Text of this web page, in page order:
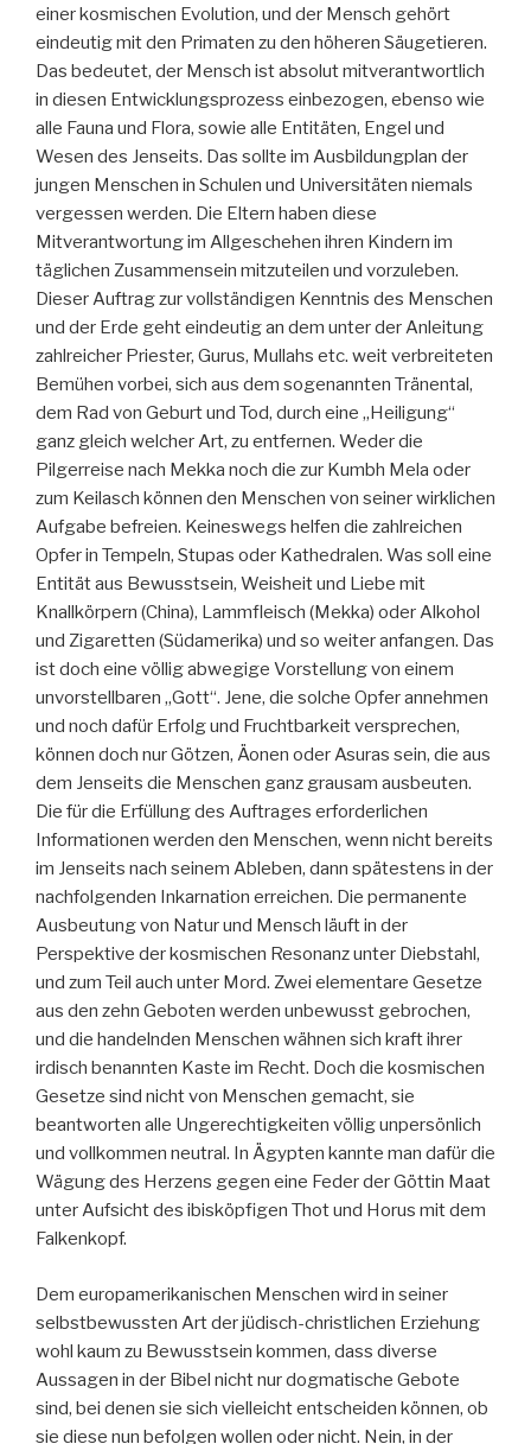
einer kosmischen Evolution, und der Mensch gehört
eindeutig mit den Primaten zu den höheren Säugetieren.
Das bedeutet, der Mensch ist absolut mitverantwortlich
in diesen Entwicklungsprozess einbezogen, ebenso wie
alle Fauna und Flora, sowie alle Entitäten, Engel und
Wesen des Jenseits. Das sollte im Ausbildungplan der
jungen Menschen in Schulen und Universitäten niemals
vergessen werden. Die Eltern haben diese
Mitverantwortung im Allgeschehen ihren Kindern im
täglichen Zusammensein mitzuteilen und vorzuleben.
Dieser Auftrag zur vollständigen Kenntnis des Menschen
und der Erde geht eindeutig an dem unter der Anleitung
zahlreicher Priester, Gurus, Mullahs etc. weit verbreiteten
Bemühen vorbei, sich aus dem sogenannten Tränental,
dem Rad von Geburt und Tod, durch eine „Heiligung“
ganz gleich welcher Art, zu entfernen. Weder die
Pilgerreise nach Mekka noch die zur Kumbh Mela oder
zum Keilasch können den Menschen von seiner wirklichen
Aufgabe befreien. Keineswegs helfen die zahlreichen
Opfer in Tempeln, Stupas oder Kathedralen. Was soll eine
Entität aus Bewusstsein, Weisheit und Liebe mit
Knallkörpern (China), Lammfleisch (Mekka) oder Alkohol
und Zigaretten (Südamerika) und so weiter anfangen. Das
ist doch eine völlig abwegige Vorstellung von einem
unvorstellbaren „Gott“. Jene, die solche Opfer annehmen
und noch dafür Erfolg und Fruchtbarkeit versprechen,
können doch nur Götzen, Äonen oder Asuras sein, die aus
dem Jenseits die Menschen ganz grausam ausbeuten.
Die für die Erfüllung des Auftrages erforderlichen
Informationen werden den Menschen, wenn nicht bereits
im Jenseits nach seinem Ableben, dann spätestens in der
nachfolgenden Inkarnation erreichen. Die permanente
Ausbeutung von Natur und Mensch läuft in der
Perspektive der kosmischen Resonanz unter Diebstahl,
und zum Teil auch unter Mord. Zwei elementare Gesetze
aus den zehn Geboten werden unbewusst gebrochen,
und die handelnden Menschen wähnen sich kraft ihrer
irdisch benannten Kaste im Recht. Doch die kosmischen
Gesetze sind nicht von Menschen gemacht, sie
beantworten alle Ungerechtigkeiten völlig unpersönlich
und vollkommen neutral. In Ägypten kannte man dafür die
Wägung des Herzens gegen eine Feder der Göttin Maat
unter Aufsicht des ibisköpfigen Thot und Horus mit dem
Falkenkopf.
Dem europamerikanischen Menschen wird in seiner
selbstbewussten Art der jüdisch-christlichen Erziehung
wohl kaum zu Bewusstsein kommen, dass diverse
Aussagen in der Bibel nicht nur dogmatische Gebote
sind, bei denen sie sich vielleicht entscheiden können, ob
sie diese nun befolgen wollen oder nicht. Nein, in der